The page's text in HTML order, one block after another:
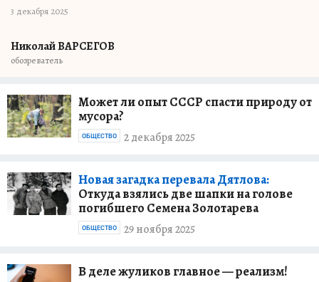
3 декабря 2025
Николай ВАРСЕГОВ
обозреватель
Может ли опыт СССР спасти природу от
мусора?
2 декабря 2025
ОБЩЕСТВО
Новая загадка перевала Дятлова:
Откуда взялись две шапки на голове
погибшего Семена Золотарева
29 ноября 2025
ОБЩЕСТВО
В деле жуликов главное — реализм!